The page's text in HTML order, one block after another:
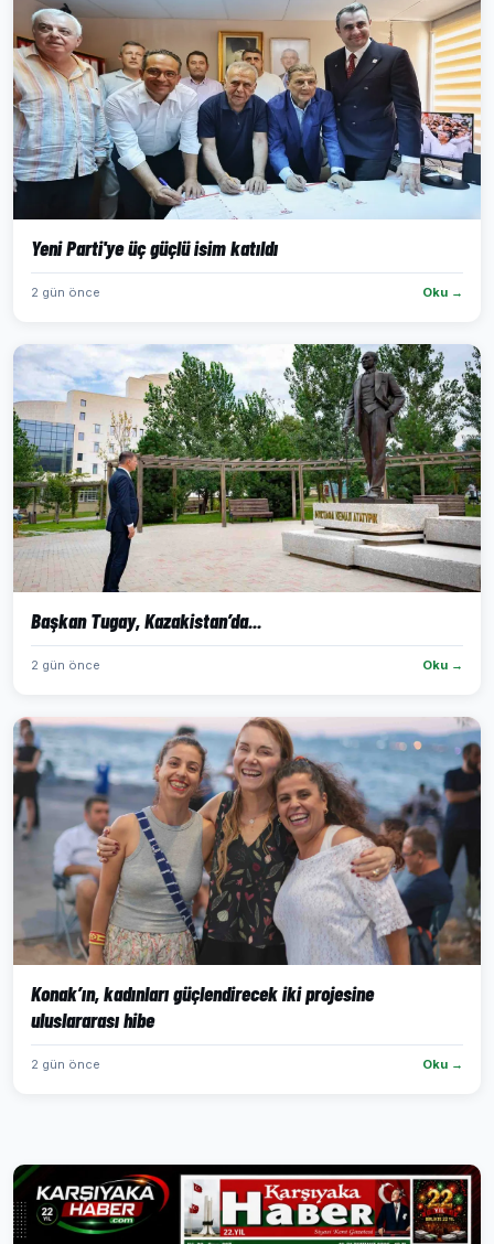
Yeni Parti'ye üç güçlü isim katıldı
2 gün önce Oku →
Başkan Tugay, Kazakistan’da...
2 gün önce Oku →
Konak’ın, kadınları güçlendirecek iki projesine
uluslararası hibe
2 gün önce Oku →